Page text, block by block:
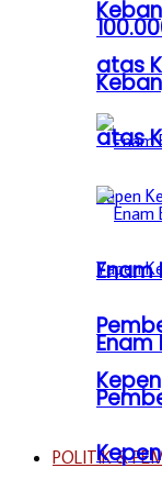
atas
Enam
POLITIK &
atas
Enam